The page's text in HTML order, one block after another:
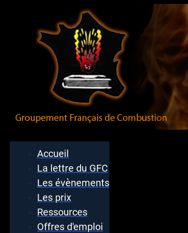
Accueil
La lettre du GFC
Les évènements
Les prix
Ressources
Offres d'emploi